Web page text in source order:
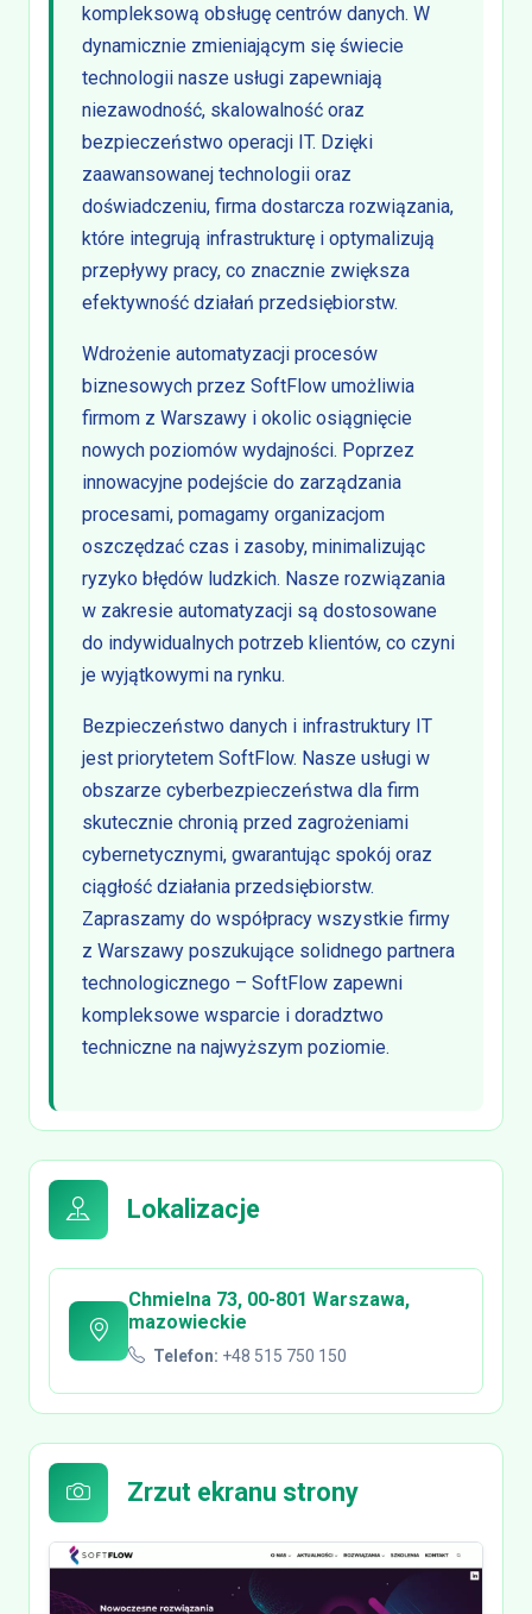
kompleksową obsługę centrów danych. W
dynamicznie zmieniającym się świecie
technologii nasze usługi zapewniają
niezawodność, skalowalność oraz
bezpieczeństwo operacji IT. Dzięki
zaawansowanej technologii oraz
doświadczeniu, firma dostarcza rozwiązania,
które integrują infrastrukturę i optymalizują
przepływy pracy, co znacznie zwiększa
efektywność działań przedsiębiorstw.
Wdrożenie automatyzacji procesów
biznesowych przez SoftFlow umożliwia
firmom z Warszawy i okolic osiągnięcie
nowych poziomów wydajności. Poprzez
innowacyjne podejście do zarządzania
procesami, pomagamy organizacjom
oszczędzać czas i zasoby, minimalizując
ryzyko błędów ludzkich. Nasze rozwiązania
w zakresie automatyzacji są dostosowane
do indywidualnych potrzeb klientów, co czyni
je wyjątkowymi na rynku.
Bezpieczeństwo danych i infrastruktury IT
jest priorytetem SoftFlow. Nasze usługi w
obszarze cyberbezpieczeństwa dla firm
skutecznie chronią przed zagrożeniami
cybernetycznymi, gwarantując spokój oraz
ciągłość działania przedsiębiorstw.
Zapraszamy do współpracy wszystkie firmy
z Warszawy poszukujące solidnego partnera
technologicznego – SoftFlow zapewni
kompleksowe wsparcie i doradztwo
techniczne na najwyższym poziomie.
Lokalizacje
Chmielna 73, 00-801 Warszawa,
mazowieckie
Telefon: +48 515 750 150
Zrzut ekranu strony